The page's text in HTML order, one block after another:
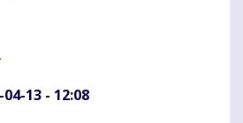
04-13 - 12:08